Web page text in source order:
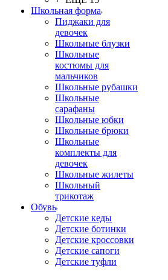
Школьная форма
Пиджаки для
девочек
Школьные блузки
Школьные
костюмы для
мальчиков
Школьные рубашки
Школьные
сарафаны
Школьные юбки
Школьные брюки
Школьные
комплекты для
девочек
Школьные жилеты
Школьный
трикотаж
Обувь
Детские кеды
Детские ботинки
Детские кроссовки
Детские сапоги
Детские туфли